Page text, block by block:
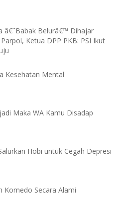
â€˜Babak Belurâ€™ Dihajar
Ketua DPP PKB: PSI Ikut
Kesehatan Mental
Maka WA Kamu Disadap
Hobi untuk Cegah Depresi
Komedo Secara Alami